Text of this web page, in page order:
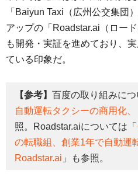
「Baiyun Taxi（広州公交集団
アップの「Roadstar.ai（ロー
も開発・実証を進めており、
ている印象だ。
【参考】 百度の取り組みにつ
自動運転タクシーの商用化
照。Roadstar.aiについては「
の転職組、創業1年で自動
Roadstar.ai 」も参照。